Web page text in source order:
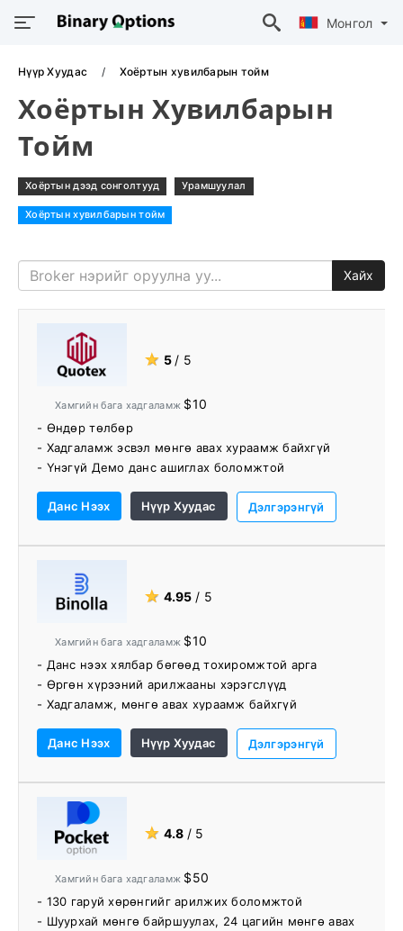
Монгол
Нүүр Хуудас Хоёртын хувилбарын тойм
Хоёртын Хувилбарын
Тойм
Хоёртын дээд сонголтууд Урамшуулал
Хоёртын хувилбарын тойм
Хайх
★ 5 / 5
Хамгийн бага хадгаламж $10
- Өндөр төлбөр
- Хадгаламж эсвэл мөнгө авах хураамж байхгүй
- Үнэгүй Демо данс ашиглах боломжтой
- Хөрөнгө оруулагчдын ангиллаар төрөлжүүлсэн
- Хамгийн бага хадгаламжийн шаардлага
- Найрсаг, мэргэжлийн дэмжлэг
- Чат хайрцаг болон туслах ажилтнууд 24/7 ажиллах
Данс Нээх Нүүр Хуудас Дэлгэрэнгүй
★ 4.95 / 5
Хамгийн бага хадгаламж $10
- Данс нээх хялбар бөгөөд тохиромжтой арга
- Өргөн хүрээний арилжааны хэрэгслүүд
- Хадгаламж, мөнгө авах хураамж байхгүй
Данс Нээх Нүүр Хуудас Дэлгэрэнгүй
★ 4.8 / 5
Хамгийн бага хадгаламж $50
- 130 гаруй хөрөнгийг арилжих боломжтой
- Шуурхай мөнгө байршуулах, 24 цагийн мөнгө авах